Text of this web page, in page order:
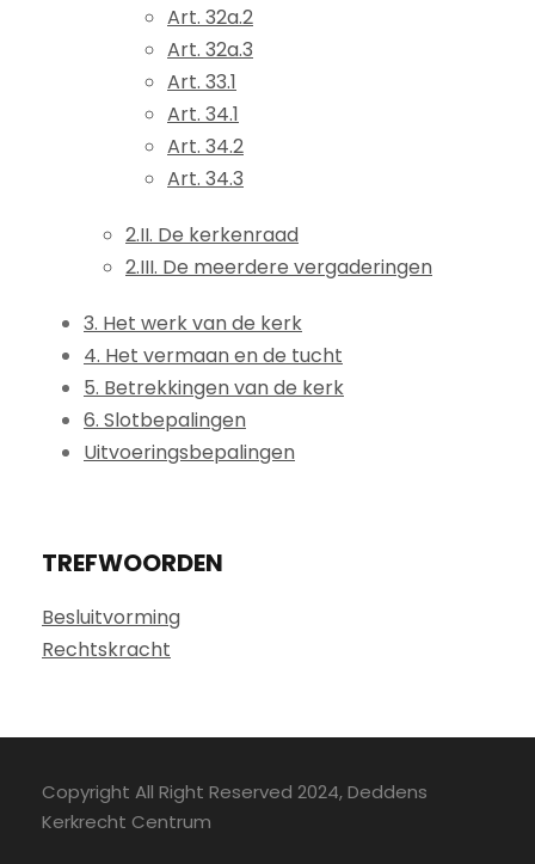
Art. 32a.2
Art. 32a.3
Art. 33.1
Art. 34.1
Art. 34.2
Art. 34.3
2.II. De kerkenraad
2.III. De meerdere vergaderingen
3. Het werk van de kerk
4. Het vermaan en de tucht
5. Betrekkingen van de kerk
6. Slotbepalingen
Uitvoeringsbepalingen
TREFWOORDEN
Besluitvorming
Rechtskracht
Copyright All Right Reserved 2024, Deddens
Kerkrecht Centrum